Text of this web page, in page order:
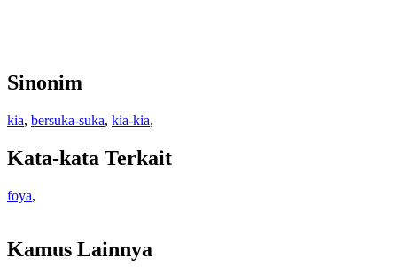
Sinonim
kia, bersuka-suka, kia-kia,
Kata-kata Terkait
foya,
Kamus Lainnya